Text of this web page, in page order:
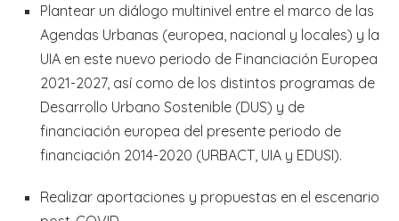
Plantear un diálogo multinivel entre el marco de las
Agendas Urbanas (europea, nacional y locales) y la
UIA en este nuevo periodo de Financiación Europea
2021-2027, así como de los distintos programas de
Desarrollo Urbano Sostenible (DUS) y de
financiación europea del presente periodo de
financiación 2014-2020 (URBACT, UIA y EDUSI).
Realizar aportaciones y propuestas en el escenario